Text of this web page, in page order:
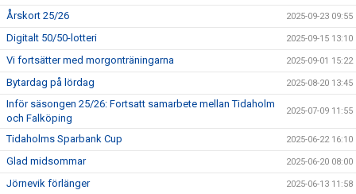
Årskort 25/26 2025-09-23 09:55
Digitalt 50/50-lotteri 2025-09-15 13:10
Vi fortsätter med morgonträningarna 2025-09-01 15:22
Bytardag på lördag 2025-08-20 13:45
Inför säsongen 25/26: Fortsatt samarbete mellan Tidaholm
och Falköping
2025-07-09 11:55
Tidaholms Sparbank Cup 2025-06-22 16:10
Glad midsommar 2025-06-20 08:00
Jörnevik förlänger 2025-06-13 11:58